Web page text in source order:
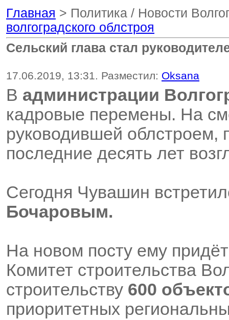
Главная > Политика / Новости
волгоградского облстроя
Сельский глава стал
17.06.2019, 13:31. Разместил: Oksana
В администрации
кадровые перемены. На
руководившей
последние десять лет
Сегодня Чувашин
Бочаровым.
На новом посту ему
Комитет строительства
строительству 600
приоритетных